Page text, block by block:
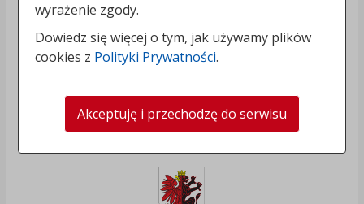
wyrażenie zgody.
Dowiedz się więcej o tym, jak używamy plików
cookies z Polityki Prywatności.
Akceptuję i przechodzę do serwisu